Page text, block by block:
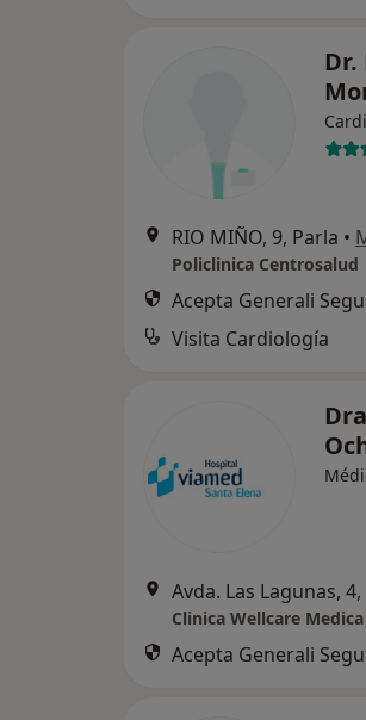
RIO MIÑO, 9, Parla •
Policlinica Centrosalud
Acepta Generali
Visita Cardiología
Avda. Las Lagunas,
Clinica Wellcare Medica
Acepta Generali